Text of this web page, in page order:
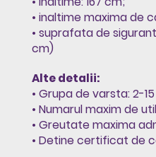
• inaltime maxima de
• suprafata de
cm)
Alte detalii:
• Grupa de varsta: 2-
• Numarul maxim de
• Greutate maxima
• Detine certificat de